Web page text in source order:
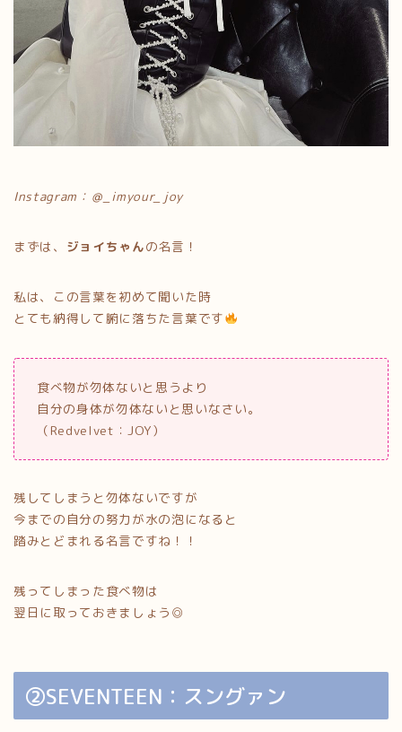
Instagram：＠_imyour_joy
まずは、 ジョイちゃんの名言！
私は、この言葉を初めて聞いた時
とても納得して腑に落ちた言葉です
食べ物が勿体ないと思うより
自分の身体が勿体ないと思いなさい。
（Redvelvet：JOY）
残してしまうと勿体ないですが
今までの自分の努力が水の泡になると
踏みとどまれる名言ですね！！
残ってしまった食べ物は
翌日に取っておきましょう◎
②SEVENTEEN：スングァン